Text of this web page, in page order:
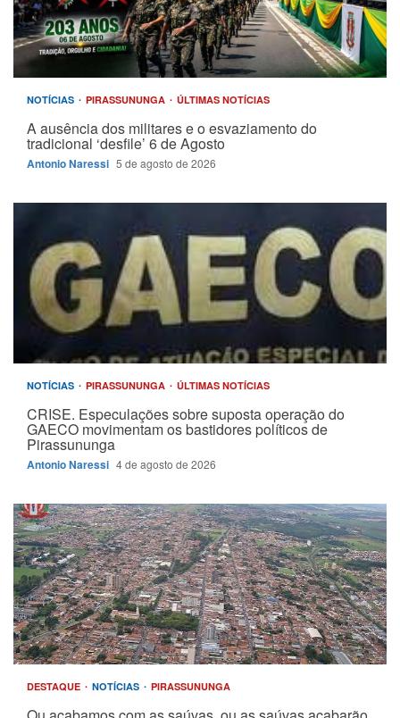
NOTÍCIAS PIRASSUNUNGA ÚLTIMAS NOTÍCIAS
A ausência dos militares e o esvaziamento do
tradicional ‘desfile’ 6 de Agosto
Antonio Naressi 5 de agosto de 2026
NOTÍCIAS PIRASSUNUNGA ÚLTIMAS NOTÍCIAS
CRISE. Especulações sobre suposta operação do
GAECO movimentam os bastidores políticos de
Pirassununga
Antonio Naressi 4 de agosto de 2026
DESTAQUE NOTÍCIAS PIRASSUNUNGA